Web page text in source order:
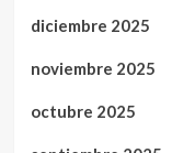
diciembre 2025
noviembre 2025
octubre 2025